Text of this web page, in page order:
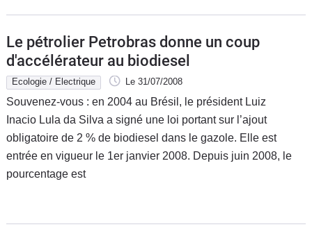
Le pétrolier Petrobras donne un coup
d'accélérateur au biodiesel
Ecologie / Electrique Le 31/07/2008
Souvenez-vous : en 2004 au Brésil, le président Luiz
Inacio Lula da Silva a signé une loi portant sur l’ajout
obligatoire de 2 % de biodiesel dans le gazole. Elle est
entrée en vigueur le 1er janvier 2008. Depuis juin 2008, le
pourcentage est